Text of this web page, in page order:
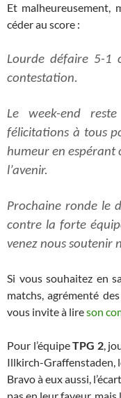
Et malheureusement,
céder au score :
Lourde défaire 5-1
contestation.
Le week-end
félicitations à tous
humeur en espérant
l’avenir.
Prochaine ronde le
contre la forte
venez nous soutenir
Si vous souhaitez en
matchs, agrémenté
vous invite à lireson
Pour l’équipeTPG 2,
Illkirch-Graffenstaden,
Bravo à eux aussi,